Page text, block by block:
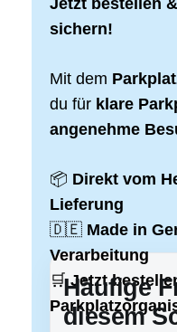
Jetzt bestellen
sichern!
Mit dem
du für klare
angenehme
📦 Direkt vom
Lieferung
🇩🇪 Made in
Verarbeitung
🛒Jetzt
Häufige
diesem